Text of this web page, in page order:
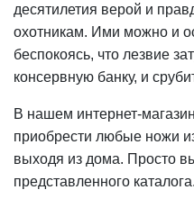
десятилетия верой и
охотникам. Ими можно и
беспокоясь, что лезвие
консервную банку, и
В нашем интернет-
приобрести любые ножи
выходя из дома. Просто
представленного каталога.